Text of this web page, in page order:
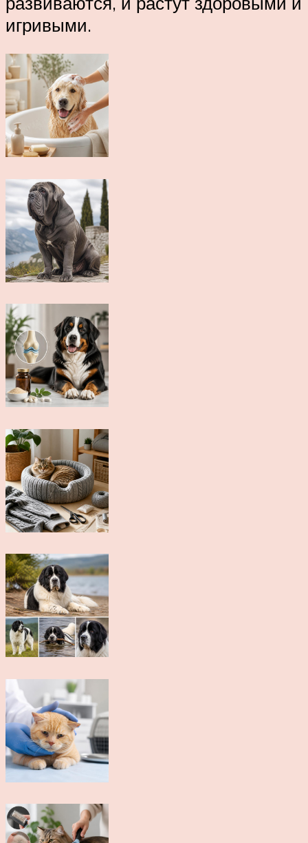
игривыми.